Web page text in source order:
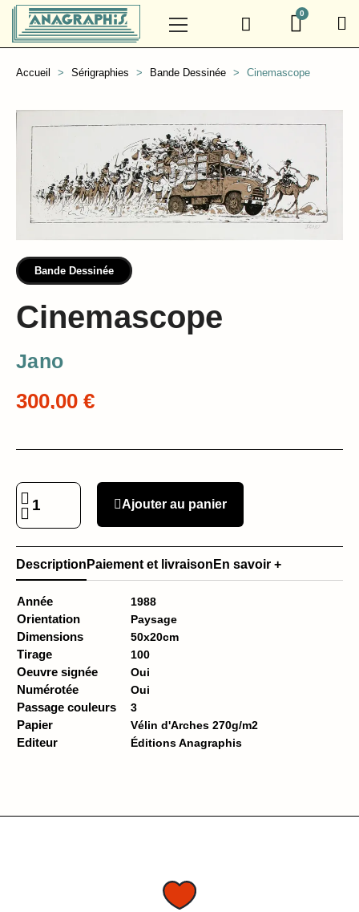
Accueil Sérigraphies Bande Dessinée Cinemascope
Bande Dessinée
Cinemascope
Jano
300,00 €
Ajouter au panier
Description Paiement et livraison En savoir +
Année 1988
Orientation Paysage
Dimensions 50x20cm
Tirage 100
Oeuvre signée Oui
Numérotée Oui
Passage couleurs 3
Papier Vélin d'Arches 270g/m2
Editeur Éditions Anagraphis